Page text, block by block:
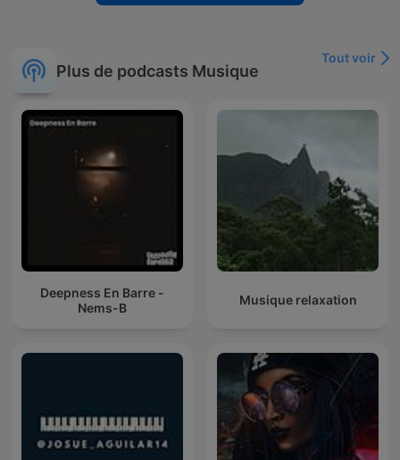
Plus de podcasts Musique
Tout voir
Deepness En Barre -
Nems-B
Musique relaxation